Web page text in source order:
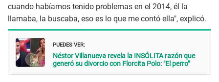
cuando habíamos tenido problemas en el 2014, él la
llamaba, la buscaba, eso es lo que me contó ella", explicó.
PUEDES VER:
Néstor Villanueva revela la INSÓLITA razón que
generó su divorcio con Florcita Polo: "El perro"